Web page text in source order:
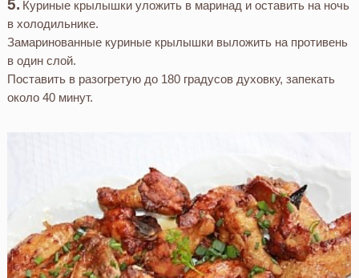
Куриные крылышки уложить в маринад и оставить на ночь
в холодильнике.
Замаринованные куриные крылышки выложить на противень
в один слой.
Поставить в разогретую до 180 градусов духовку, запекать
около 40 минут.